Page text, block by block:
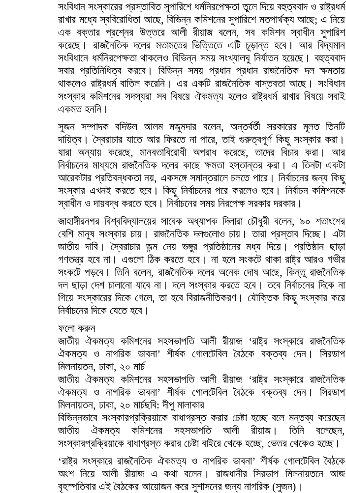
সংবিধান সংস্কারের প্রস্তাবিত সুপারিশে ধর্মনিরপেক্ষতা তুলে দিয়ে বহুত্ববাদ ও রাষ্ট্রধর্ম
রাখার মধ্যে স্ববিরোধিতা আছে, বিভিন্ন কমিশনের সুপারিশে মতপার্থক্য আছে; এ নিয়ে
এক বক্তার প্রশ্নের উত্তরে আলী রীয়াজ বলেন, সব কমিশন স্বাধীন সুপারিশ
করেছে। রাজনৈতিক দলের মতামতের ভিত্তিতে এটি চূড়ান্ত হবে। আর বিদ্যমান
সংবিধানে ধর্মনিরপেক্ষতা থাকলেও বিভিন্ন সময় সংখ্যালঘু নির্যাতন হয়েছে। বহুত্ববাদ
সবার প্রতিনিধিত্ব করবে। বিভিন্ন সময় প্রধান প্রধান রাজনৈতিক দল ক্ষমতায়
থাকলেও রাষ্ট্রধর্ম বাতিল করেনি। এর একটি রাজনৈতিক বাস্তবতা আছে। সংবিধান
সংস্কার কমিশনের সদস্যরা সব বিষয়ে ঐকমত্য হলেও রাষ্ট্রধর্ম রাখার বিষয়ে সবাই
একমত হননি।
সুজন সম্পাদক বদিউল আলম মজুমদার বলেন, অন্তর্বর্তী সরকারের মূলত তিনটি
দায়িত্ব। স্বৈরাচার যাতে আর ফিরতে না পারে, তাই গুরুত্বপূর্ণ কিছু সংস্কার করা।
যারা অন্যায় করেছে, মানবতাবিরোধী অপরাধ করেছে, তাদের বিচার করা। আর
নির্বাচনের মাধ্যমে রাজনৈতিক দলের কাছে ক্ষমতা হস্তান্তর করা। এ তিনটা একটা
আরেকটার প্রতিবন্ধকতা নয়, একসঙ্গে সমান্তরালে চলতে পারে। নির্বাচনের জন্য কিছু
সংস্কার এখনই করতে হবে। কিছু নির্বাচনের পরে করলেও হবে। নির্বাচন কমিশনকে
স্বাধীন ও দায়বদ্ধ করতে হবে। নির্বাচনের সময় নিরপেক্ষ সরকার দরকার।
জাহাঙ্গীরনগর বিশ্ববিদ্যালয়ের সাবেক অধ্যাপক দিলারা চৌধুরী বলেন, ৯০ শতাংশের
বেশি মানুষ সংস্কার চায়। রাজনৈতিক দলগুলোও চায়। তারা প্রস্তাব দিচ্ছে। এটা
জাতীয় দাবি। স্বৈরাচার জন্ম নেয় ভঙ্গুর প্রতিষ্ঠানের মধ্য দিয়ে। প্রতিষ্ঠান ছাড়া
গণতন্ত্র হবে না। এগুলো ঠিক করতে হবে। না হলে সংকটে থাকা রাষ্ট্র আরও গভীর
সংকটে পড়বে। তিনি বলেন, রাজনৈতিক দলের অনেক দোষ আছে, কিন্তু রাজনৈতিক
দল ছাড়া দেশ চালানো যাবে না। দলে সংস্কার করতে হবে। তবে নির্বাচনের দিকে না
গিয়ে সংস্কারের দিকে গেলে, তা হবে বিরাজনীতিকরণ। যৌক্তিক কিছু সংস্কার করে
নির্বাচনের দিকে যেতে হবে।
ফলো করুন
জাতীয় ঐকমত্য কমিশনের সহসভাপতি আলী রীয়াজ ‘রাষ্ট্র সংস্কারে রাজনৈতিক
ঐকমত্য ও নাগরিক ভাবনা’ শীর্ষক গোলটেবিল বৈঠকে বক্তব্য দেন। সিরডাপ
মিলনায়তন, ঢাকা, ২০ মার্চ
জাতীয় ঐকমত্য কমিশনের সহসভাপতি আলী রীয়াজ ‘রাষ্ট্র সংস্কারে রাজনৈতিক
ঐকমত্য ও নাগরিক ভাবনা’ শীর্ষক গোলটেবিল বৈঠকে বক্তব্য দেন। সিরডাপ
মিলনায়তন, ঢাকা, ২০ মার্চছবি: দীপু মালাকার
বিভিন্নভাবে সংস্কারপ্রক্রিয়াকে বাধাগ্রস্ত করার চেষ্টা হচ্ছে বলে মন্তব্য করেছেন
জাতীয় ঐকমত্য কমিশনের সহসভাপতি আলী রীয়াজ। তিনি বলেছেন,
সংস্কারপ্রক্রিয়াকে বাধাগ্রস্ত করার চেষ্টা বাইরে থেকে হচ্ছে, ভেতর থেকেও হচ্ছে।
‘রাষ্ট্র সংস্কারে রাজনৈতিক ঐকমত্য ও নাগরিক ভাবনা’ শীর্ষক গোলটেবিল বৈঠকে
অংশ নিয়ে আলী রীয়াজ এ কথা বলেন। রাজধানীর সিরডাপ মিলনায়তনে আজ
বৃহস্পতিবার এই বৈঠকের আয়োজন করে সুশাসনের জন্য নাগরিক (সুজন)।